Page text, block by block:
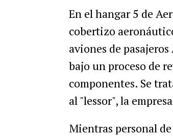
En el hangar 5 de
cobertizo
aviones de
bajo un proceso de
componentes. Se
al "lessor", la
Mientras personal